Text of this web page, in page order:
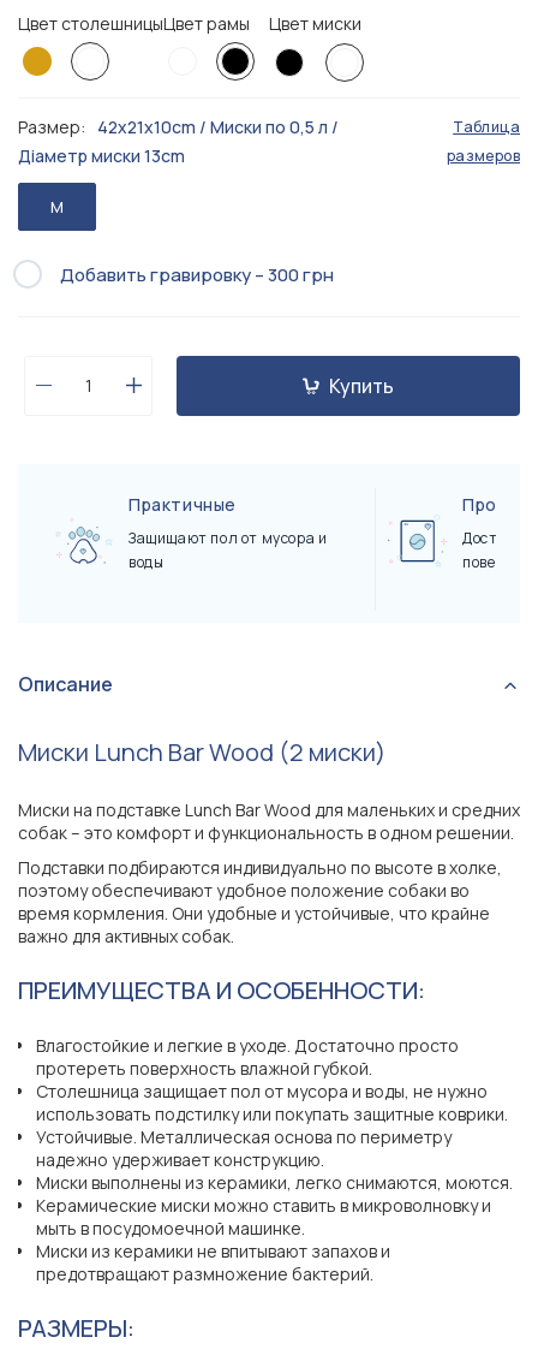
Цвет столешницыЦвет рамы Цвет миски
Размер:
42x21x10cm / Миски по 0,5 л /
Діаметр миски 13cm
Таблица
размеров
M
Добавить гравировку – 300 грн
Купить
Практичные
Защищают пол от мусора и
воды
Описание
Миски Lunch Bar Wood (2 миски)
Миски на подставке Lunch Bar Wood для маленьких и средних
собак – это комфорт и функциональность в одном решении.
Подставки подбираются индивидуально по высоте в холке,
поэтому обеспечивают удобное положение собаки во
время кормления. Они удобные и устойчивые, что крайне
важно для активных собак.
ПРЕИМУЩЕСТВА И ОСОБЕННОСТИ:
Влагостойкие и легкие в уходе. Достаточно просто
протереть поверхность влажной губкой.
Столешница защищает пол от мусора и воды, не нужно
использовать подстилку или покупать защитные коврики.
Устойчивые. Металлическая основа по периметру
надежно удерживает конструкцию.
Миски выполнены из керамики, легко снимаются, моются.
Керамические миски можно ставить в микроволновку и
мыть в посудомоечной машинке.
Миски из керамики не впитывают запахов и
предотвращают размножение бактерий.
РАЗМЕРЫ: